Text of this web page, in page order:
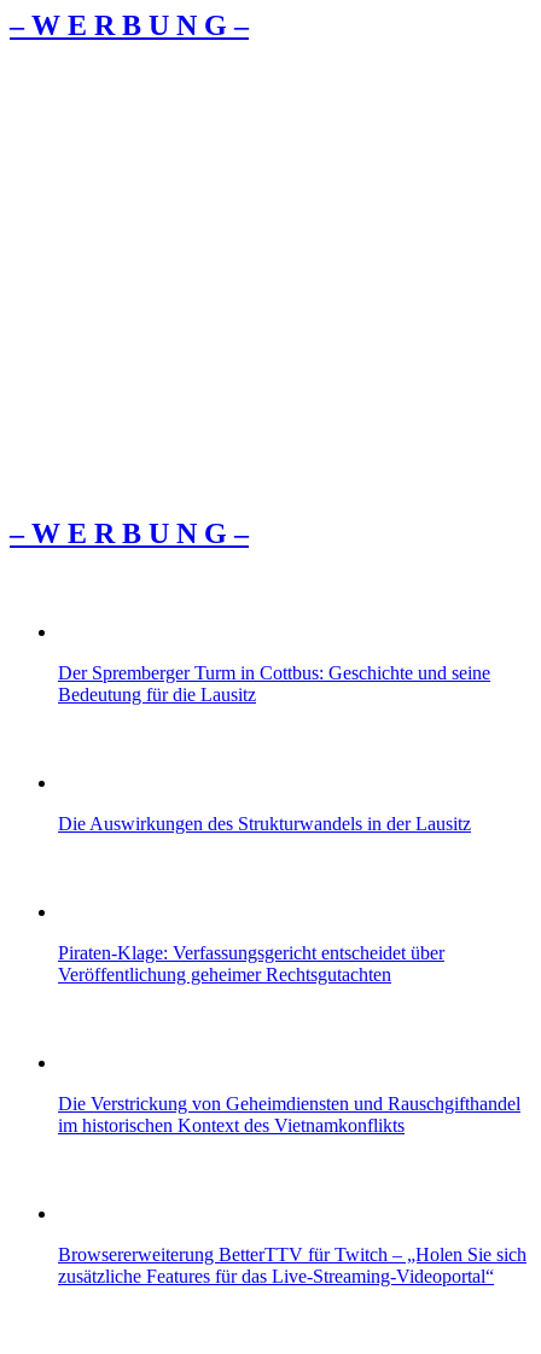
– W Ε R Β U Ν G –
– W Ε R Β U Ν G –
Der Spremberger Turm in Cottbus: Geschichte und seine
Bedeutung für die Lausitz
Die Auswirkungen des Strukturwandels in der Lausitz
Piraten-Klage: Verfassungsgericht entscheidet über
Veröffentlichung geheimer Rechtsgutachten
Die Verstrickung von Geheimdiensten und Rauschgifthandel
im historischen Kontext des Vietnamkonflikts
Browsererweiterung BetterTTV für Twitch – „Holen Sie sich
zusätzliche Features für das Live-Streaming-Videoportal“